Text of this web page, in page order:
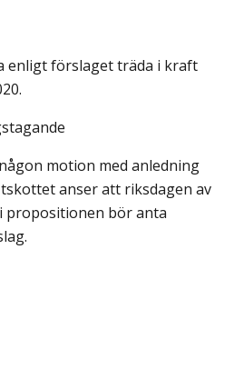
enligt förslaget träda i kraft
motion med anledning
anser att riksdagen av
propositionen bör anta